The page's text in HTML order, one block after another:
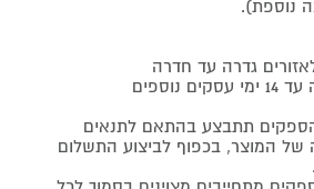
גדרה עד חדרה
תתבצע בהתאם לתנאים
של המוצר, בכפוף לביצוע התשלום